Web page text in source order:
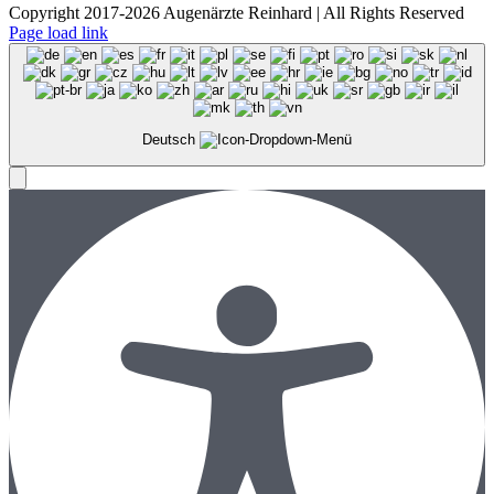
Copyright 2017-2026 Augenärzte Reinhard | All Rights Reserved
Page load link
Deutsch